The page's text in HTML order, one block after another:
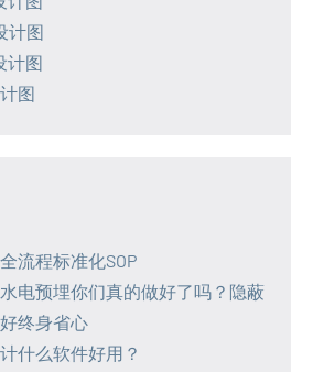
计图
计图
图
流程标准化SOP
电预埋你们真的做好了吗？隐蔽
终身省心
什么软件好用？